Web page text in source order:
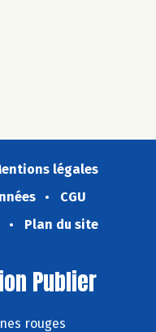
légales
CGU
Plan du site
Publier
rouges